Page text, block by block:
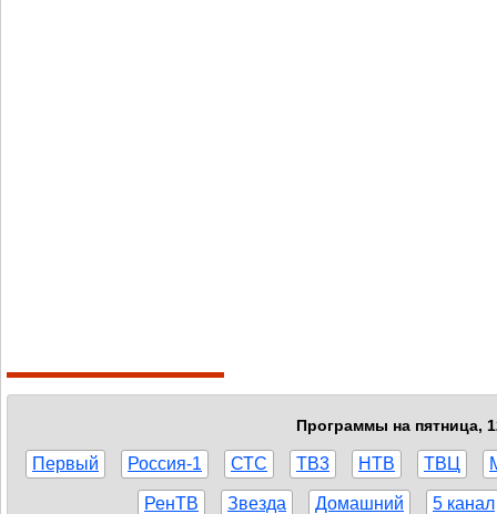
Программы на пятница,
Первый Россия-1 СТС ТВ3 НТВ ТВЦ
РенТВ Звезда Домашний 5 канал